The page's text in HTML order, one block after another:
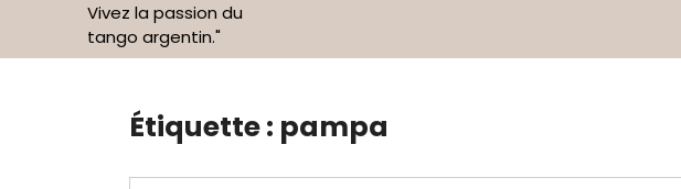
Vivez la passion du
tango argentin."
Étiquette : pampa